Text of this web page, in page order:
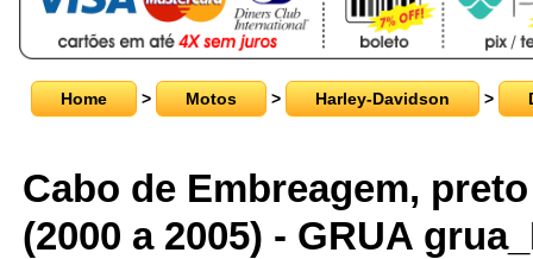
Home > Motos > Harley-Davidson >
Cabo de Embreagem,
(2000 a 2005) - GRUA